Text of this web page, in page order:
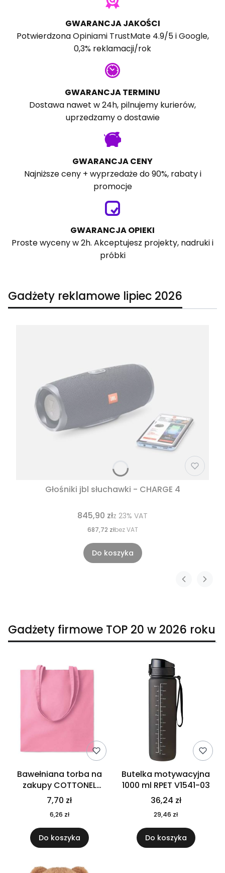
GWARANCJA JAKOŚCI
PotwierdzonaOpiniami TrustMate4.9/5 iGoogle,
0,3% reklamacji/rok
GWARANCJA TERMINU
Dostawa nawet w 24h, pilnujemy kurierów,
uprzedzamy o dostawie
GWARANCJA CENY
Najniższe ceny + wyprzedaże do 90%, rabaty i
promocje
GWARANCJA OPIEKI
Proste wyceny w 2h. Akceptujesz projekty, nadruki i
próbki
Gadżety reklamowe lipiec 2026
Głośniki jbl słuchawki - CHARGE 4
845,90 złz 23% VAT
687,72 złbez VAT
Do koszyka
Gadżety firmowe TOP 20 w 2026 roku
Bawełniana torba na
zakupy COTTONEL
COLOUR++ MO9846-11
7,70 zł
6,26 zł
Do koszyka
Butelka motywacyjna
1000 ml RPET V1541-03
36,24 zł
29,46 zł
Do koszyka